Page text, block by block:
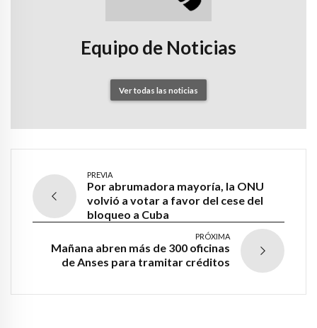
Equipo de Noticias
Ver todas las noticias
PREVIA
Por abrumadora mayoría, la ONU
volvió a votar a favor del cese del
bloqueo a Cuba
PRÓXIMA
Mañana abren más de 300 oficinas
de Anses para tramitar créditos